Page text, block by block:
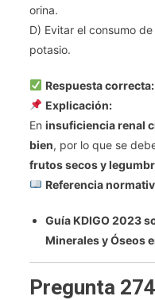
orina.
D) Evitar el consumo
potasio.
Respuesta correcta:
Explicación:
Eninsuficiencia renal
bien, por lo que se
frutos secos y
Referencia
Guía KDIGO 2023
Minerales y Óseos
Pregunta 274